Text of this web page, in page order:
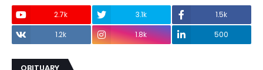
1.5k
3.1k
2.7k
500
1.8k
1.2k